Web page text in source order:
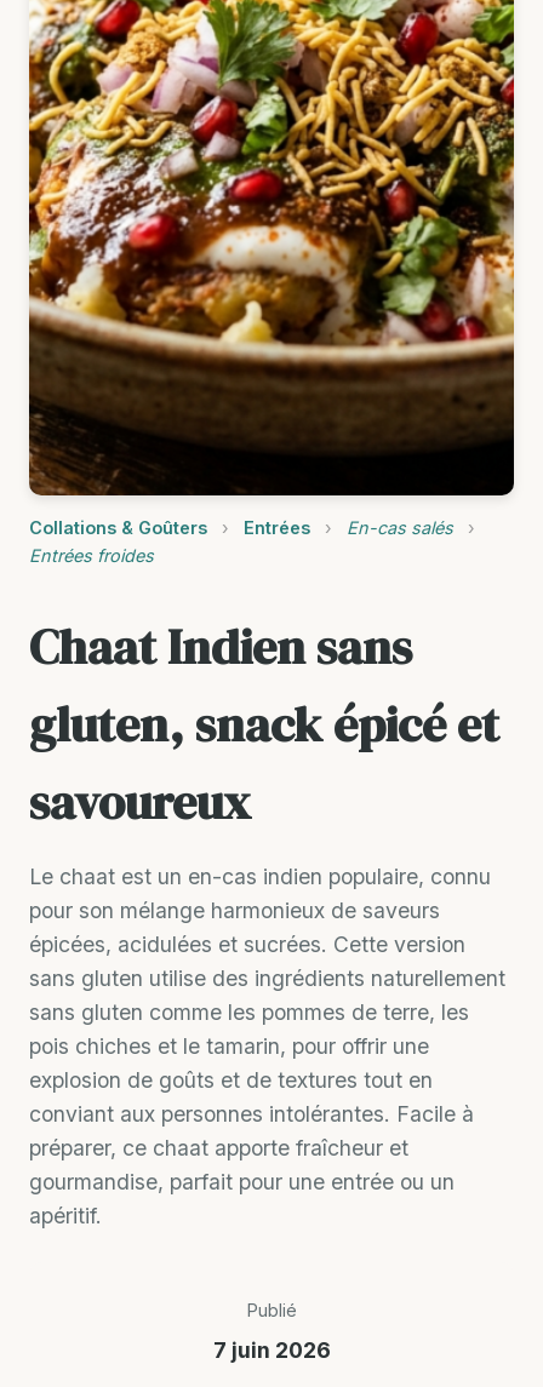
Collations & Goûters › Entrées › En-cas salés
›
Entrées froides
Chaat Indien sans
gluten, snack épicé et
savoureux
Le chaat est un en-cas indien populaire, connu
pour son mélange harmonieux de saveurs
épicées, acidulées et sucrées. Cette version
sans gluten utilise des ingrédients naturellement
sans gluten comme les pommes de terre, les
pois chiches et le tamarin, pour offrir une
explosion de goûts et de textures tout en
conviant aux personnes intolérantes. Facile à
préparer, ce chaat apporte fraîcheur et
gourmandise, parfait pour une entrée ou un
apéritif.
Publié
7 juin 2026